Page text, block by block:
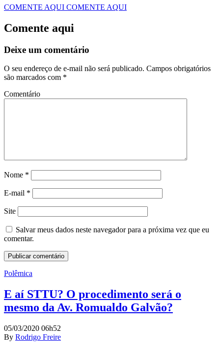
COMENTE AQUI COMENTE AQUI
Comente aqui
Deixe um comentário
O seu endereço de e-mail não será publicado. Campos obrigatórios
são marcados com *
Comentário
Nome *
E-mail *
Site
Salvar meus dados neste navegador para a próxima vez que eu
comentar.
Polêmica
E aí STTU? O procedimento será o
mesmo da Av. Romualdo Galvão?
05/03/2020 06h52
By Rodrigo Freire